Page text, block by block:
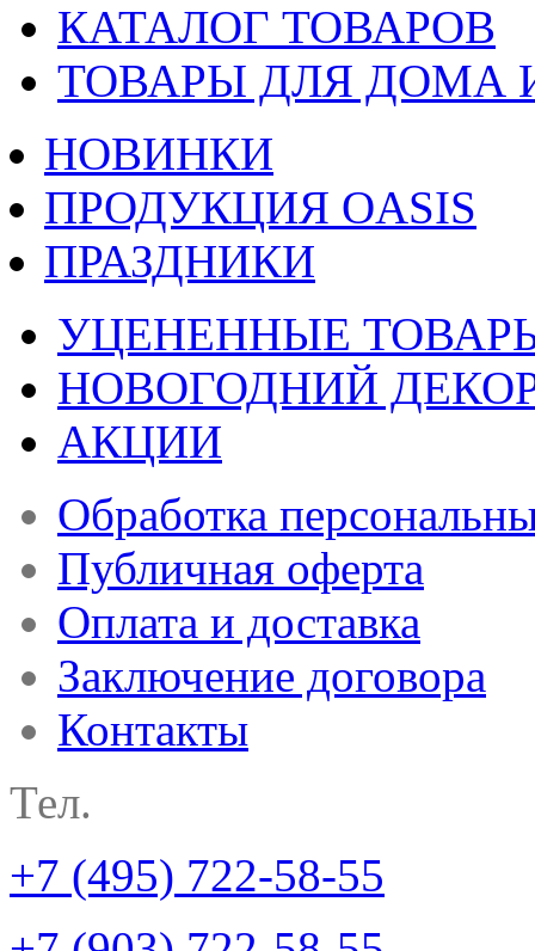
КАТАЛОГ ТОВАРОВ
ТОВАРЫ ДЛЯ ДОМА
НОВИНКИ
ПРОДУКЦИЯ OASIS
ПРАЗДНИКИ
УЦЕНЕННЫЕ
НОВОГОДНИЙ
АКЦИИ
Обработка
Публичная оферта
Оплата и доставка
Заключение договора
Контакты
Тел.
+7 (495) 722-58-55